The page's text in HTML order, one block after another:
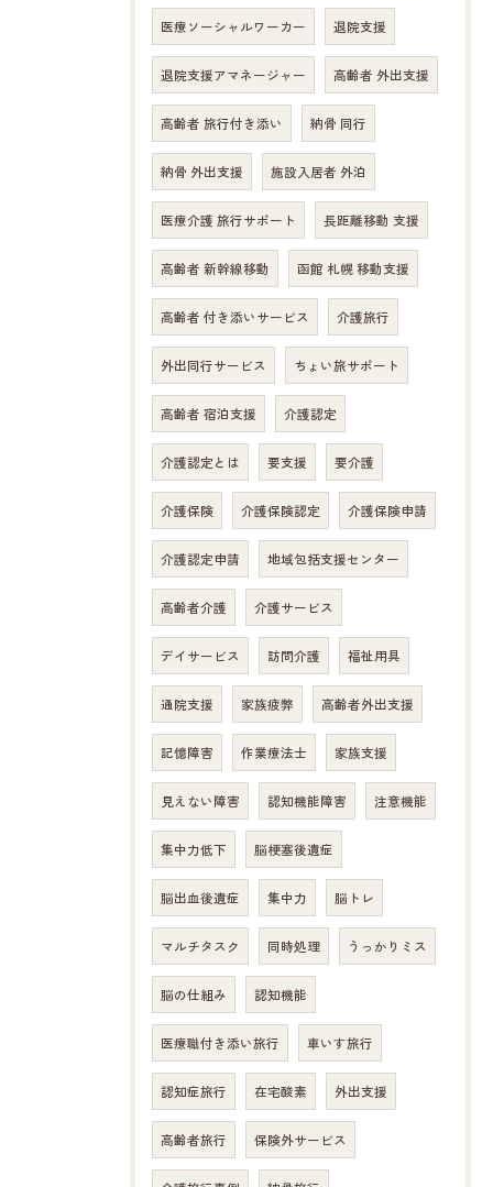
医療ソーシャルワーカー 退院支援
退院支援アマネージャー 高齢者 外出支援
高齢者 旅行付き添い 納骨 同行
納骨 外出支援 施設入居者 外泊
医療介護 旅行サポート 長距離移動 支援
高齢者 新幹線移動 函館 札幌 移動支援
高齢者 付き添いサービス 介護旅行
外出同行サービス ちょい旅サポート
高齢者 宿泊支援 介護認定
介護認定とは 要支援 要介護
介護保険 介護保険認定 介護保険申請
介護認定申請 地域包括支援センター
高齢者介護 介護サービス
デイサービス 訪問介護 福祉用具
通院支援 家族疲弊 高齢者外出支援
記憶障害 作業療法士 家族支援
見えない障害 認知機能障害 注意機能
集中力低下 脳梗塞後遺症
脳出血後遺症 集中力 脳トレ
マルチタスク 同時処理 うっかりミス
脳の仕組み 認知機能
医療職付き添い旅行 車いす旅行
認知症旅行 在宅酸素 外出支援
高齢者旅行 保険外サービス